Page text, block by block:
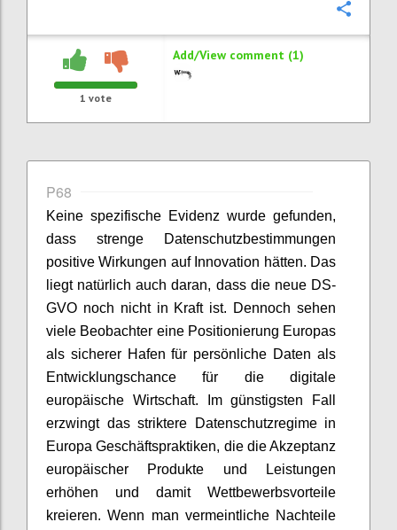
1 vote
Add/View comment (1)
P68
Keine spezifische Evidenz wurde gefunden,
dass strenge Datenschutzbestimmungen
positive Wirkungen auf Innovation hätten. Das
liegt natürlich auch daran, dass die neue DS-
GVO noch nicht in Kraft ist. Dennoch sehen
viele Beobachter eine Positionierung Europas
als sicherer Hafen für persönliche Daten als
Entwicklungschance für die digitale
europäische Wirtschaft. Im günstigsten Fall
erzwingt das striktere Datenschutzregime in
Europa Geschäftspraktiken, die die Akzeptanz
europäischer Produkte und Leistungen
erhöhen und damit Wettbewerbsvorteile
kreieren. Wenn man vermeintliche Nachteile